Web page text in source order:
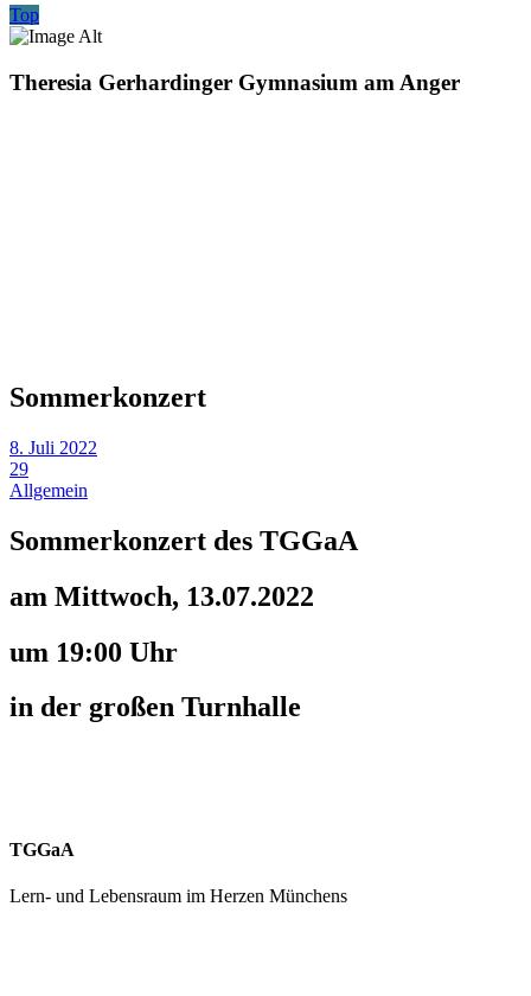
Top
Theresia Gerhardinger Gymnasium am Anger
Sommerkonzert
8. Juli 2022
29
Allgemein
Sommerkonzert des TGGaA
am Mittwoch, 13.07.2022
um 19:00 Uhr
in der großen Turnhalle
TGGaA
Lern- und Lebensraum im Herzen Münchens